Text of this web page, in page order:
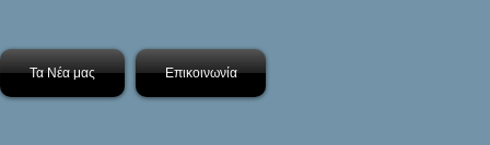
Τα Νέα μας Επικοινωνία